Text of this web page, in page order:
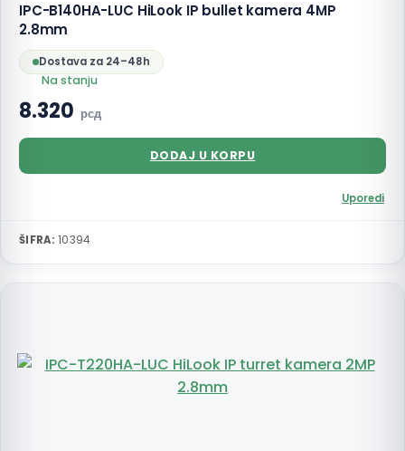
IPC-B140HA-LUC HiLook IP bullet kamera 4MP
2.8mm
Dostava za 24–48h
Na stanju
8.320 рсд
DODAJ U KORPU
Uporedi
ŠIFRA: 10394